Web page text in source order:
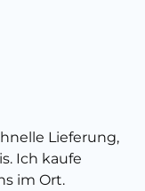
Lieferung,
Ich kaufe
im Ort.